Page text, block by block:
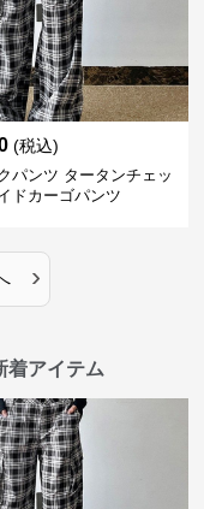
(税込)
パンツ タータンチェッ
ドカーゴパンツ
›
着アイテム